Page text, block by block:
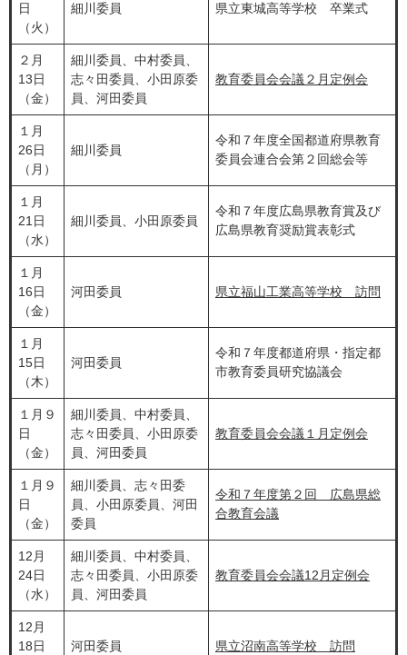
日
（火）
細川委員 県立東城高等学校 卒業式
２月
13日
（金）
細川委員、中村委員、
志々田委員、小田原委
員、河田委員
教育委員会会議２月定例会
１月
26日
（月）
細川委員
令和７年度全国都道府県教育
委員会連合会第２回総会等
１月
21日
（水）
細川委員、小田原委員
令和７年度広島県教育賞及び
広島県教育奨励賞表彰式
１月
16日
（金）
河田委員 県立福山工業高等学校 訪問
１月
15日
（木）
河田委員
令和７年度都道府県・指定都
市教育委員研究協議会
１月９
日
（金）
細川委員、中村委員、
志々田委員、小田原委
員、河田委員
教育委員会会議１月定例会
１月９
日
（金）
細川委員、志々田委
員、小田原委員、河田
委員
令和７年度第２回 広島県総
合教育会議
12月
24日
（水）
細川委員、中村委員、
志々田委員、小田原委
員、河田委員
教育委員会会議12月定例会
12月
18日
河田委員 県立沼南高等学校 訪問